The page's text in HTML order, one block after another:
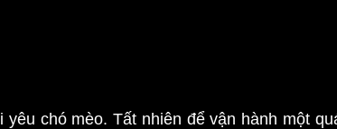
chó mèo. Tất nhiên để vận hành một